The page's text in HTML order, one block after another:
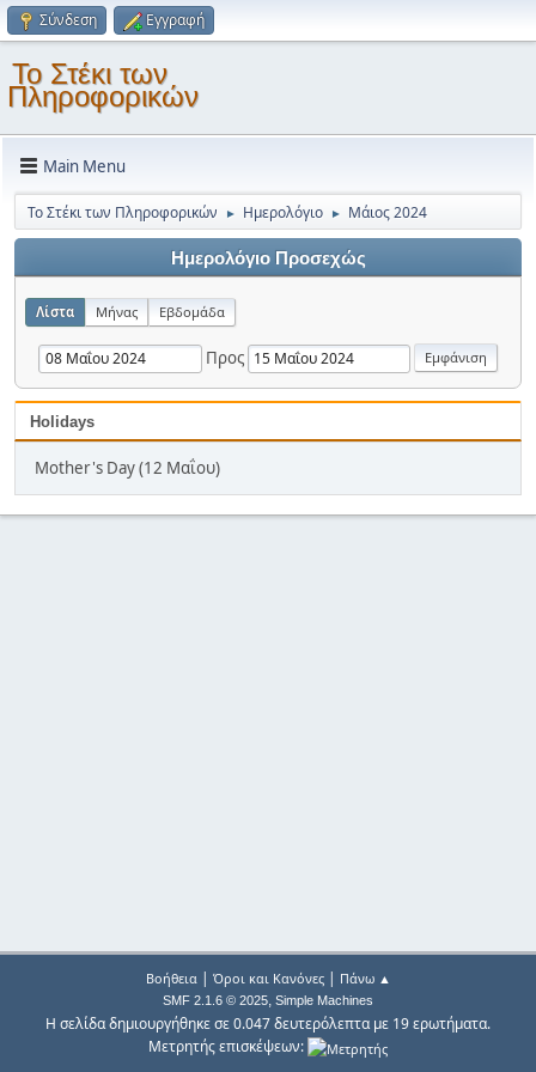
Σύνδεση Εγγραφή
Το Στέκι των
Πληροφορικών
Main Menu
Το Στέκι των Πληροφορικών ► Ημερολόγιο ► Μάιος 2024
Ημερολόγιο Προσεχώς
Λίστα Μήνας Εβδομάδα
Προς
Holidays
Mother's Day (12 Μαΐου)
Βοήθεια| Όροι και Κανόνες| Πάνω ▲
SMF 2.1.6 © 2025, Simple Machines
Η σελίδα δημιουργήθηκε σε 0.047 δευτερόλεπτα με 19 ερωτήματα.
Μετρητής επισκέψεων: